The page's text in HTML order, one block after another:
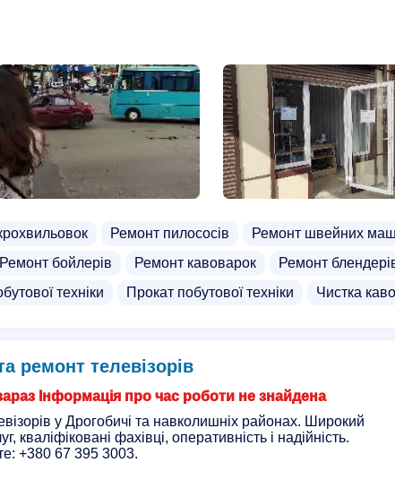
Ремонт пилососів Ремонт швейних
Ремонт бойлерів Ремонт кавоварок Ремонт
техніки Прокат побутової техніки Чистка
ремонт телевізорів
Інформація про час роботи не знайдена
у Дрогобичі та навколишніх районах. Широкий
кваліфіковані фахівці, оперативність і надійність.
+380 67 395 3003.